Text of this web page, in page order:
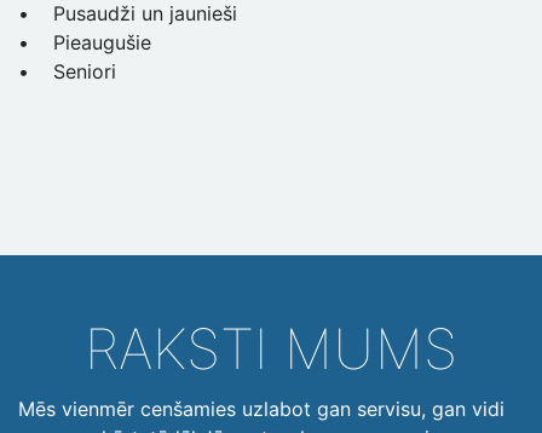
• Pusaudži un jaunieši
• Pieaugušie
• Seniori
RAKSTI MUMS
Mēs vienmēr cenšamies uzlabot gan servisu, gan vidi